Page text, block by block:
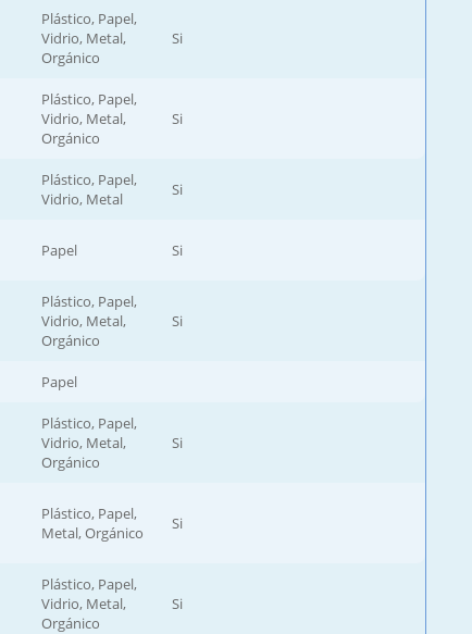
Plástico, Papel,
Vidrio, Metal,
Orgánico
Si
Plástico, Papel,
Vidrio, Metal,
Orgánico
Si
Plástico, Papel,
Vidrio, Metal
Si
Papel Si
Plástico, Papel,
Vidrio, Metal,
Orgánico
Si
Papel
Plástico, Papel,
Vidrio, Metal,
Orgánico
Si
Plástico, Papel,
Metal, Orgánico
Si
Plástico, Papel,
Vidrio, Metal,
Orgánico
Si